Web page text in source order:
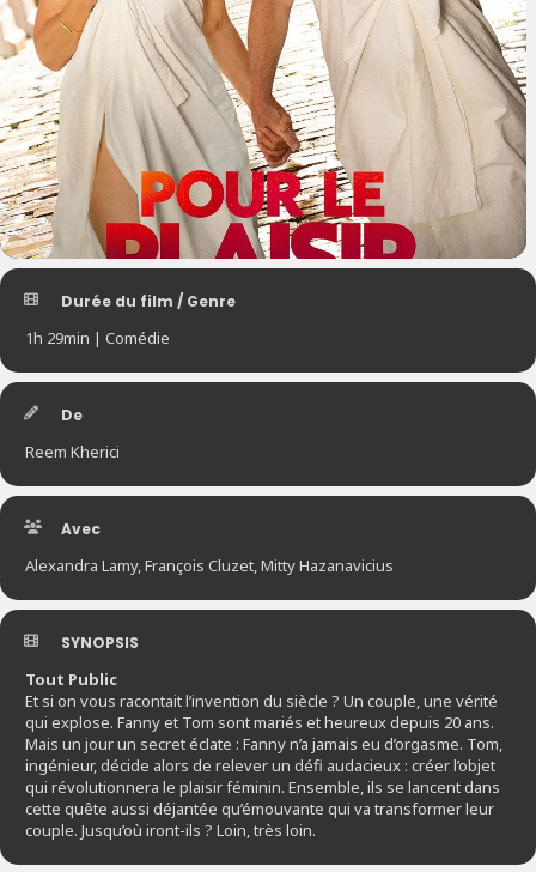
Durée du film / Genre
1h 29min | Comédie
De
Reem Kherici
Avec
Alexandra Lamy, François Cluzet, Mitty Hazanavicius
SYNOPSIS
Tout Public
Et si on vous racontait l’invention du siècle ? Un couple, une vérité
qui explose. Fanny et Tom sont mariés et heureux depuis 20 ans.
Mais un jour un secret éclate : Fanny n’a jamais eu d’orgasme. Tom,
ingénieur, décide alors de relever un défi audacieux : créer l’objet
qui révolutionnera le plaisir féminin. Ensemble, ils se lancent dans
cette quête aussi déjantée qu’émouvante qui va transformer leur
couple. Jusqu’où iront-ils ? Loin, très loin.